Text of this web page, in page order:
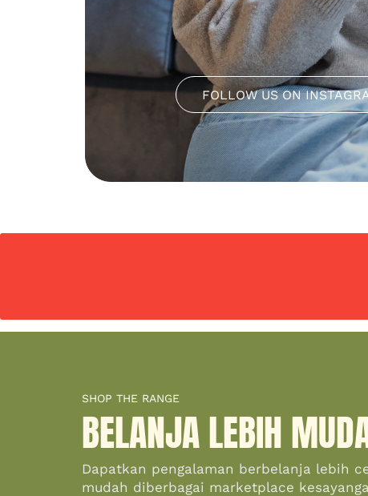
FOLLOW US ON
SHOP THE RANGE
BELANJA LEBIH
Dapatkan pengalaman berbelanja lebih
mudah diberbagai marketplace